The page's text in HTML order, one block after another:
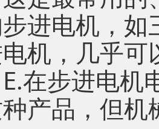
进电机，
机，几乎
在步进电机
产品，但机